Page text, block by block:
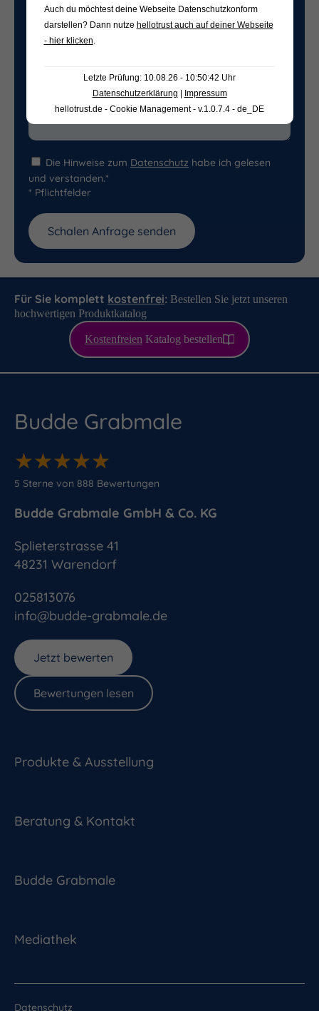
Die Hinweise zum Datenschutz habe ich gelesen
und verstanden.*
* Pflichtfelder
Für Sie komplett kostenfrei: Bestellen Sie jetzt unseren
hochwertigen Produktkatalog
Kostenfreien Katalog bestellen
Budde Grabmale
★★★★★
★★★★★
5 Sterne von 888 Bewertungen
Budde Grabmale GmbH & Co. KG
info@budde-grabmale.de
025813076
Splieterstrasse 41
48231 Warendorf
Jetzt bewerten
Bewertungen lesen
Produkte & Ausstellung
Beratung & Kontakt
Budde Grabmale
Mediathek
Datenschutz
Auch du möchtest deine Webseite Datenschutzkonform
darstellen? Dann nutze hellotrust auch auf deiner Webseite
- hier klicken.
Letzte Prüfung: 10.08.26 - 10:50:42 Uhr
Datenschutzerklärung
Impressum
hellotrust.de - Cookie Management - v.1.0.7.4 - de_DE